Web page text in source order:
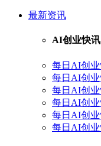
最新资讯
AI创业快讯
每日AI创业
每日AI创业
每日AI创业
每日AI创业
每日AI创业
每日AI创业